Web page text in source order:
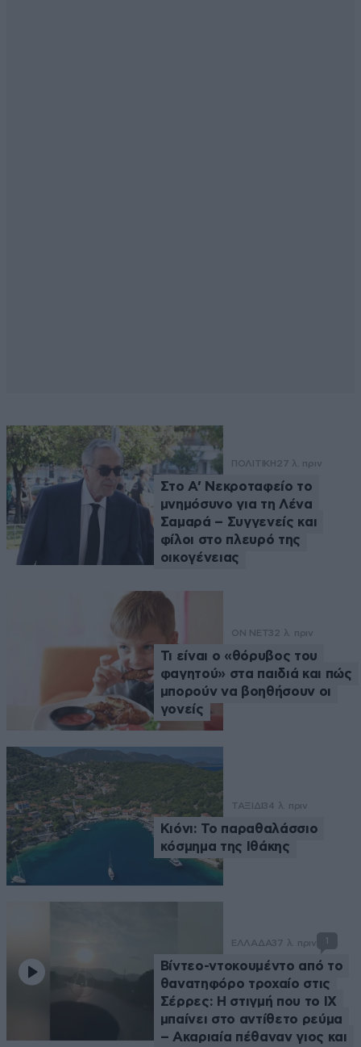
ΠΟΛΙΤΙΚΗ27 λ. πριν
Στο Α’ Νεκροταφείο το
μνημόσυνο για τη Λένα
Σαμαρά – Συγγενείς και
φίλοι στο πλευρό της
οικογένειας
ON NET32 λ. πριν
Τι είναι ο «θόρυβος του
φαγητού» στα παιδιά και πώς
μπορούν να βοηθήσουν οι
γονείς
ΤΑΞΙΔΙ34 λ. πριν
Κιόνι: Το παραθαλάσσιο
κόσμημα της Ιθάκης
ΕΛΛΑΔΑ37 λ. πριν 1
Βίντεο-ντοκουμέντο από το
θανατηφόρο τροχαίο στις
Σέρρες: Η στιγμή που το ΙΧ
μπαίνει στο αντίθετο ρεύμα
– Ακαριαία πέθαναν γιος και